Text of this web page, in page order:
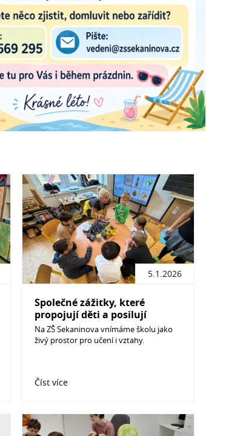
5.1.2026
Společné zážitky, které
propojují děti a posilují
vztahy
Na ZŠ Sekaninova vnímáme školu jako
živý prostor pro učení i vztahy.
Číst více